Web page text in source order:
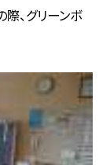
、グリーンボ